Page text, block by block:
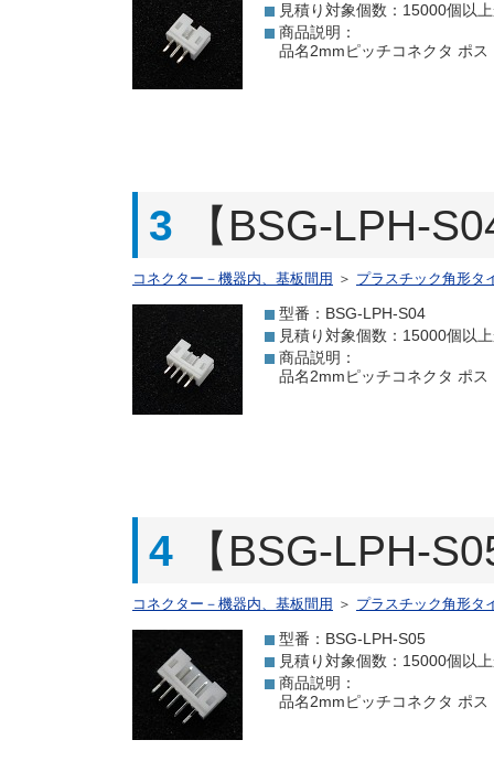
見積り対象個数：15000個以
商品説明：
品名2mmピッチコネクタ ポ
3 【BSG-LPH-
コネクター－機器内、基板間用 ＞ プラスチック角形タ
型番：BSG-LPH-S04
見積り対象個数：15000個以
商品説明：
品名2mmピッチコネクタ ポ
4 【BSG-LPH-
コネクター－機器内、基板間用 ＞ プラスチック角形タ
型番：BSG-LPH-S05
見積り対象個数：15000個以
商品説明：
品名2mmピッチコネクタ ポ